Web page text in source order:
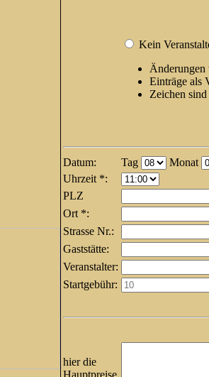
Kein
Änderungen
Einträge als
Zeichen
Datum: Tag
Monat
Uhrzeit *:
PLZ
Ort *:
Strasse Nr.:
Gaststätte:
Veranstalter:
Startgebühr:
hier die
Hauptpreise